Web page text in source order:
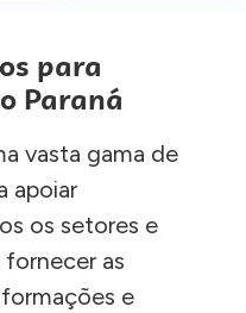
para
Paraná
vasta gama de
apoiar
os setores e
as
e